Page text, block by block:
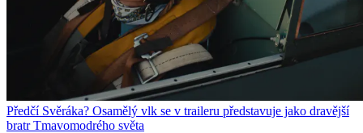
Předčí Svěráka? Osamělý vlk se v traileru představuje jako dravější
bratr Tmavomodrého světa